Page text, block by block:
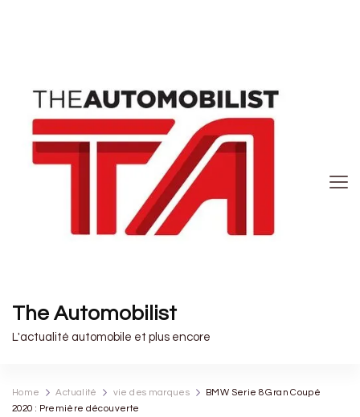
The Automobilist
L'actualité automobile et plus encore
Home Actualité vie des marques
BMW Serie 8 Gran Coupé
2020 : Première découverte